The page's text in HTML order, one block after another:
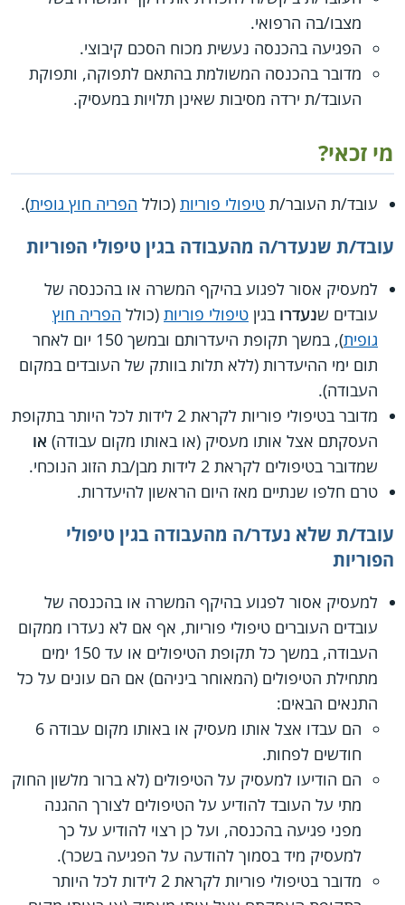
מצבו/בה הרפואי.
הפגיעה בהכנסה נעשית מכוח הסכם קיבוצי.
מדובר בהכנסה המשולמת בהתאם לתפוקה, ותפוקת
העובד/ת ירדה מסיבות שאינן תלויות במעסיק.
מי זכאי?
עובד/ת העובר/ת טיפולי פוריות (כולל הפריה חוץ גופית).
עובד/ת שנעדר/ה מהעבודה בגין טיפולי הפוריות
למעסיק אסור לפגוע בהיקף המשרה או בהכנסה של
עובדים שנעדרו בגין טיפולי פוריות (כולל הפריה חוץ
גופית
), במשך תקופת היעדרותם ובמשך 150 יום לאחר
תום ימי ההיעדרות (ללא תלות בוותק של העובדים במקום
העבודה).
מדובר בטיפולי פוריות לקראת 2 לידות לכל היותר בתקופת
העסקתם אצל אותו מעסיק (או באותו מקום עבודה) או
שמדובר בטיפולים לקראת 2 לידות מבן/בת הזוג הנוכחי.
טרם חלפו שנתיים מאז היום הראשון להיעדרות.
עובד/ת שלא נעדר/ה מהעבודה בגין טיפולי
הפוריות
למעסיק אסור לפגוע בהיקף המשרה או בהכנסה של
עובדים העוברים טיפולי פוריות, אף אם לא נעדרו ממקום
העבודה, במשך כל תקופת הטיפולים או עד 150 ימים
מתחילת הטיפולים (המאוחר ביניהם) אם הם עונים על כל
התנאים הבאים:
הם עבדו אצל אותו מעסיק או באותו מקום עבודה 6
חודשים לפחות.
הם הודיעו למעסיק על הטיפולים (לא ברור מלשון החוק
מתי על העובד להודיע על הטיפולים לצורך ההגנה
מפני פגיעה בהכנסה, ועל כן רצוי להודיע על כך
למעסיק מיד בסמוך להודעה על הפגיעה בשכר).
מדובר בטיפולי פוריות לקראת 2 לידות לכל היותר